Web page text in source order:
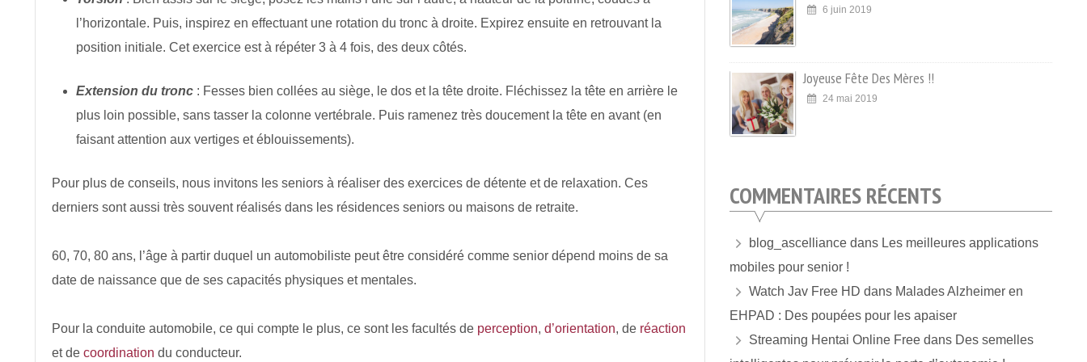
l’horizontale. Puis, inspirez en effectuant une rotation du tronc à droite. Expirez ensuite en retrouvant la
position initiale. Cet exercice est à répéter 3 à 4 fois, des deux côtés.
Extension du tronc : Fesses bien collées au siège, le dos et la tête droite. Fléchissez la tête en arrière le
plus loin possible, sans tasser la colonne vertébrale. Puis ramenez très doucement la tête en avant (en
faisant attention aux vertiges et éblouissements).
Pour plus de conseils, nous invitons les seniors à réaliser des exercices de détente et de relaxation. Ces
derniers sont aussi très souvent réalisés dans les résidences seniors ou maisons de retraite.
60, 70, 80 ans, l’âge à partir duquel un automobiliste peut être considéré comme senior dépend moins de sa
date de naissance que de ses capacités physiques et mentales.
Pour la conduite automobile, ce qui compte le plus, ce sont les facultés de perception, d’orientation, de réaction
et de coordination du conducteur.
6 juin 2019
Joyeuse Fête Des Mères !!
24 mai 2019
COMMENTAIRES RÉCENTS
blog_ascelliancedans Les meilleures applications
mobiles pour senior !
Watch Jav Free HD dans Malades Alzheimer en
EHPAD : Des poupées pour les apaiser
Streaming Hentai Online Freedans Des semelles